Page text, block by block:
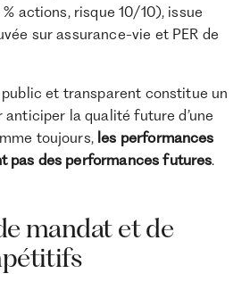
actions, risque 10/10), issue
sur assurance-vie et PER de
et transparent constitue un
la qualité future d’une
toujours, les performances
pas des performances futures.
mandat et de